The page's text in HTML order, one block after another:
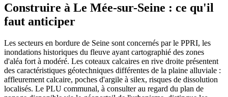
Construire à Le Mée-sur-Seine : ce qu'il
faut anticiper
Les secteurs en bordure de Seine sont concernés par le PPRI, les
inondations historiques du fleuve ayant cartographié des zones
d'aléa fort à modéré. Les coteaux calcaires en rive droite présentent
des caractéristiques géotechniques différentes de la plaine alluviale :
affleurement calcaire, poches d'argile à silex, risques de dissolution
localisés. Le PLU communal, à consulter au regard du plan de